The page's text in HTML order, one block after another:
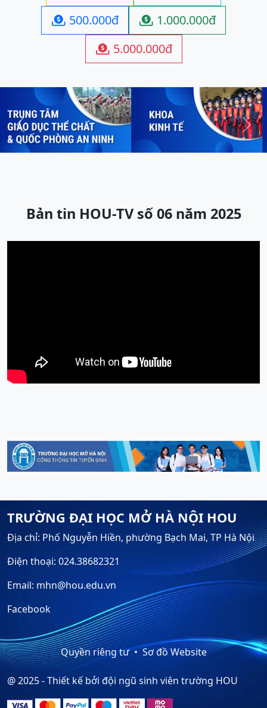
 500.000đ  1.000.000đ
 5.000.000đ
Previous Next
Bản tin HOU-TV số 06 năm 2025
TRƯỜNG ĐẠI HỌC MỞ HÀ NỘI HOU
Địa chỉ: Phố Nguyễn Hiền, phường Bạch Mai, TP Hà Nội
Điện thoại: 024.38682321
Email: mhn@hou.edu.vn
Facebook
Quyền riêng tư Sơ đồ Website
@ 2025 - Thiết kế bởi đội ngũ sinh viên trường HOU